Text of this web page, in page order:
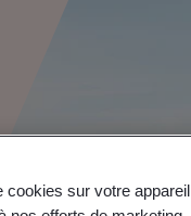
cookies sur votre appareil